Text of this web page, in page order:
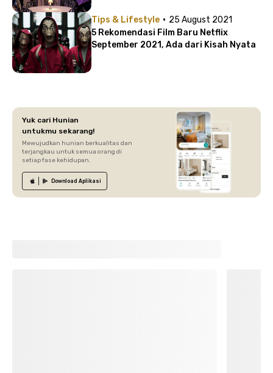
Tips & Lifestyle · 25 August 2021
5 Rekomendasi Film Baru Netflix
September 2021, Ada dari Kisah Nyata
Yuk cari Hunian
untukmu sekarang!
Mewujudkan hunian berkualitas dan
terjangkau untuk semua orang di
setiap fase kehidupan.
Download Aplikasi